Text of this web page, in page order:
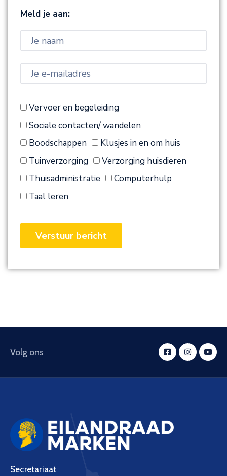
Meld je aan:
Vervoer en begeleiding
Sociale contacten/ wandelen
Boodschappen
Klusjes in en om huis
Tuinverzorging
Verzorging huisdieren
Thuisadministratie
Computerhulp
Taal leren
Volg ons
Secretariaat